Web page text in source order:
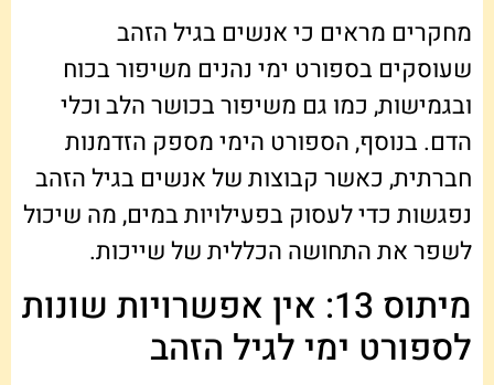
מחקרים מראים כי אנשים בגיל הזהב
שעוסקים בספורט ימי נהנים משיפור בכוח
ובגמישות, כמו גם משיפור בכושר הלב וכלי
הדם. בנוסף, הספורט הימי מספק הזדמנות
חברתית, כאשר קבוצות של אנשים בגיל הזהב
נפגשות כדי לעסוק בפעילויות במים, מה שיכול
לשפר את התחושה הכללית של שייכות.
מיתוס 13: אין אפשרויות שונות
לספורט ימי לגיל הזהב